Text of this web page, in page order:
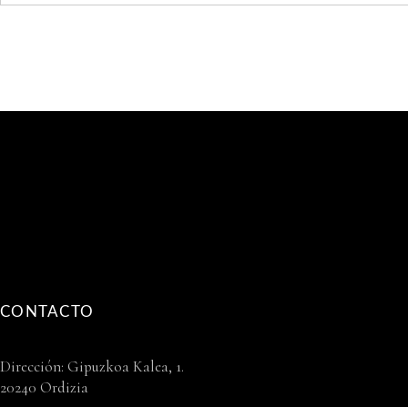
CONTACTO
Dirección: Gipuzkoa Kalea, 1.
20240 Ordizia